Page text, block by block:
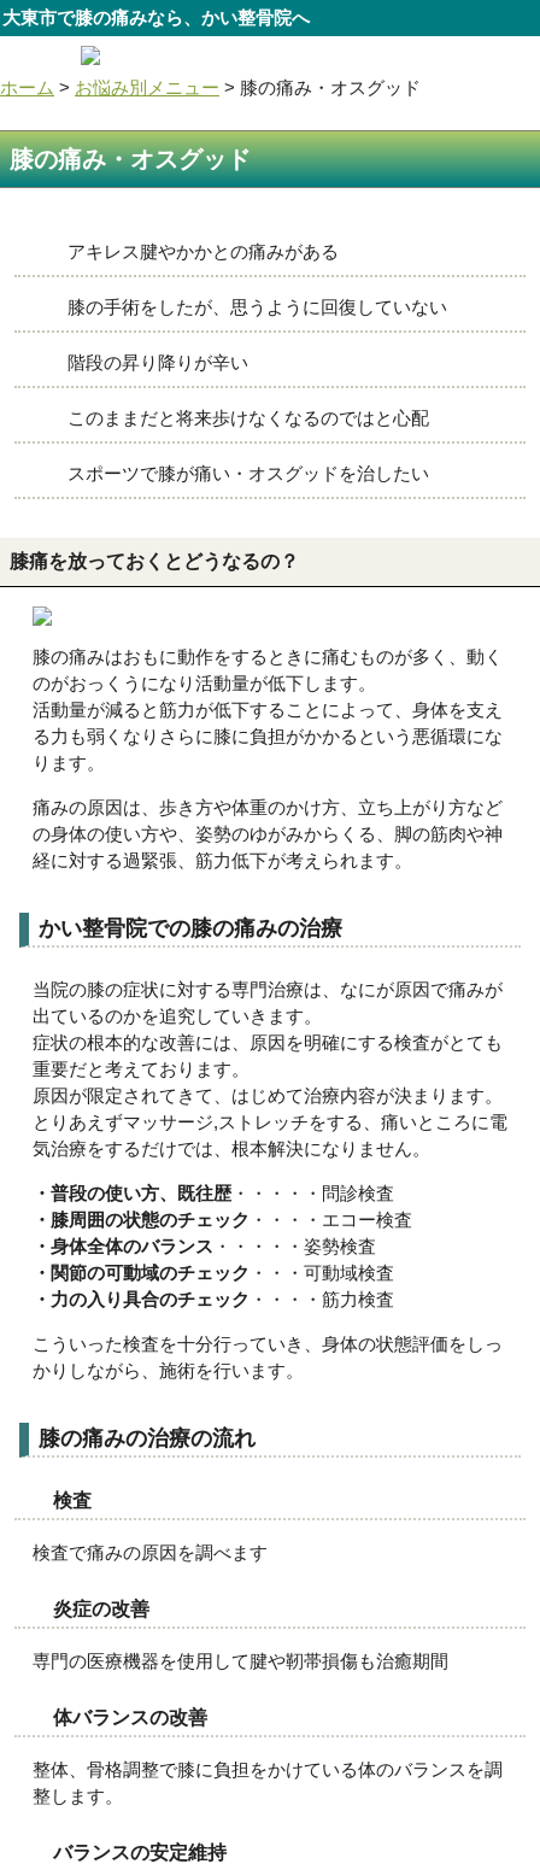
大東市で膝の痛みなら、かい整骨院へ
ホーム > お悩み別メニュー > 膝の痛み・オスグッド
膝の痛み・オスグッド
アキレス腱やかかとの痛みがある
膝の手術をしたが、思うように回復していない
階段の昇り降りが辛い
このままだと将来歩けなくなるのではと心配
スポーツで膝が痛い・オスグッドを治したい
膝痛を放っておくとどうなるの？
膝の痛みはおもに動作をするときに痛むものが多く、動く
のがおっくうになり活動量が低下します。
活動量が減ると筋力が低下することによって、身体を支え
る力も弱くなりさらに膝に負担がかかるという悪循環にな
ります。
痛みの原因は、歩き方や体重のかけ方、立ち上がり方など
の身体の使い方や、姿勢のゆがみからくる、脚の筋肉や神
経に対する過緊張、筋力低下が考えられます。
かい整骨院での膝の痛みの治療
当院の膝の症状に対する専門治療は、なにが原因で痛みが
出ているのかを追究していきます。
症状の根本的な改善には、原因を明確にする検査がとても
重要だと考えております。
原因が限定されてきて、はじめて治療内容が決まります。
とりあえずマッサージ,ストレッチをする、痛いところに電
気治療をするだけでは、根本解決になりません。
・普段の使い方、既往歴 ・・・・・問診検査
・膝周囲の状態のチェック ・・・・エコー検査
・身体全体のバランス ・・・・・姿勢検査
・関節の可動域のチェック ・・・可動域検査
・力の入り具合のチェック ・・・・筋力検査
こういった検査を十分行っていき、身体の状態評価をしっ
かりしながら、施術を行います。
膝の痛みの治療の流れ
検査
検査で痛みの原因を調べます
炎症の改善
専門の医療機器を使用して腱や靭帯損傷も治癒期間
体バランスの改善
整体、骨格調整で膝に負担をかけている体のバランスを調
整します。
バランスの安定維持